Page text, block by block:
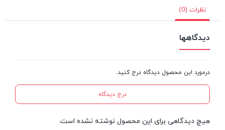
نظرات (0)
دیدگاهها
درمورد این محصول دیدگاه درج کنید.
درج دیدگاه
هیچ دیدگاهی برای این محصول نوشته نشده است.